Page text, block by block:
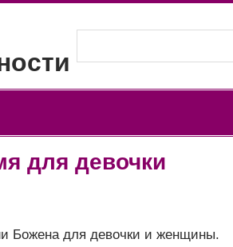
для девочки
Божена для девочки и женщины.